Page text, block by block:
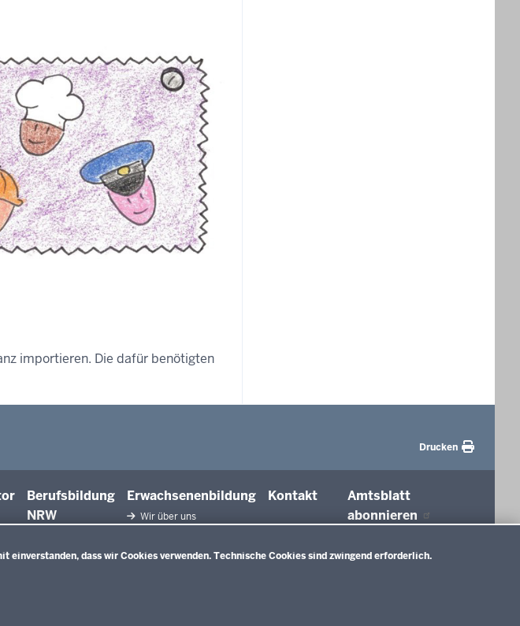
dass wir Cookies verwenden. Technische Cookies sind zwingend erforderlich.
importieren. Die dafür benötigten
Drucken
Berufsbildung
NRW
Erwachsenenbildung
Wir über uns
Innovationen in der
Kontakt
Amtsblatt
abonnieren